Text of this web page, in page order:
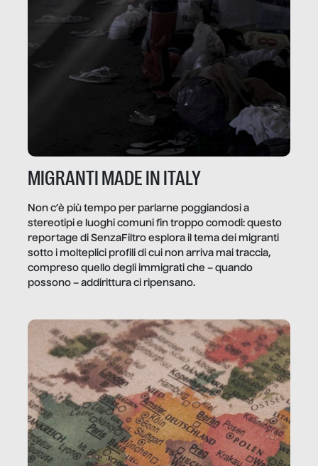
MIGRANTI MADE IN ITALY
Non c’è più tempo per parlarne poggiandosi a
stereotipi e luoghi comuni fin troppo comodi: questo
reportage di SenzaFiltro esplora il tema dei migranti
sotto i molteplici profili di cui non arriva mai traccia,
compreso quello degli immigrati che – quando
possono – addirittura ci ripensano.